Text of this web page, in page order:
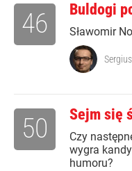
Buldogi
Sławomir
46
Sejm się
Czy
wygra
humoru?
50